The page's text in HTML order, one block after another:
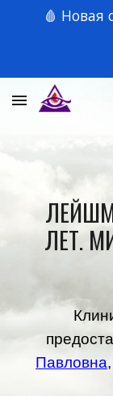
🩸 Новая
ЛЕТ.
Павловна,